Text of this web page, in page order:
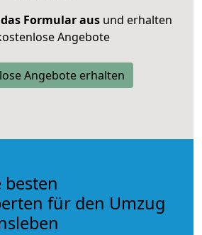
Formular ausund erhalten
Angebote
Angebote erhalten
für den Umzug